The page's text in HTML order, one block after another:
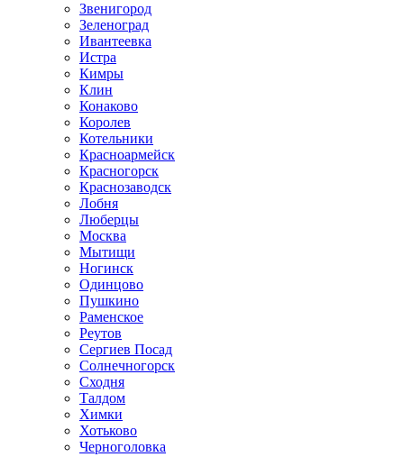
Звенигород
Зеленоград
Ивантеевка
Истра
Кимры
Клин
Конаково
Королев
Котельники
Красноармейск
Красногорск
Краснозаводск
Лобня
Люберцы
Москва
Мытищи
Ногинск
Одинцово
Пушкино
Раменское
Реутов
Сергиев Посад
Солнечногорск
Сходня
Талдом
Химки
Хотьково
Черноголовка